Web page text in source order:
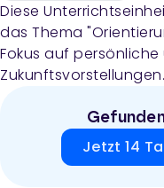
Diese
das Thema
Fokus auf
von Utopien und
Informationen zu den
sowie
Jetzt 14